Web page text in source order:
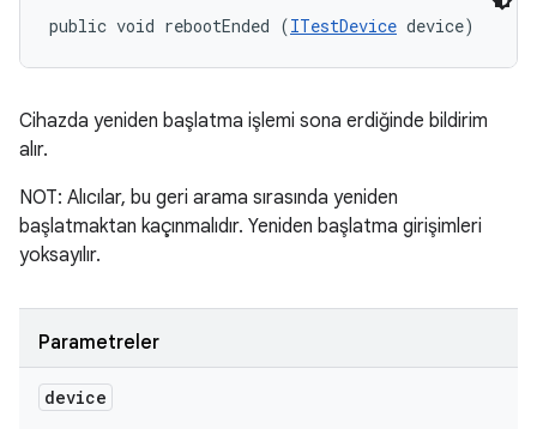
public void rebootEnded (ITestDevice device)
Cihazda yeniden başlatma işlemi sona erdiğinde bildirim
alır.
NOT: Alıcılar, bu geri arama sırasında yeniden
başlatmaktan kaçınmalıdır. Yeniden başlatma girişimleri
yoksayılır.
Parametreler
device